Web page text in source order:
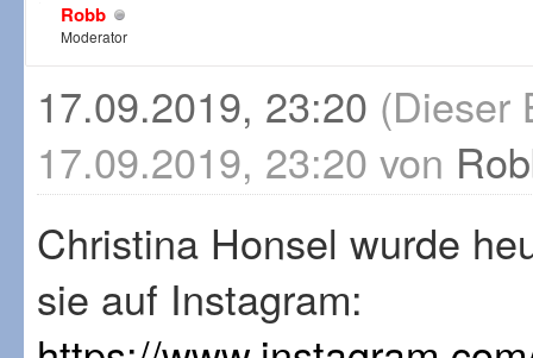
Robb
Moderator
17.09.2019, 23:20 (Dieser
17.09.2019, 23:20 von
Christina Honsel wurde
sie auf Instagram: